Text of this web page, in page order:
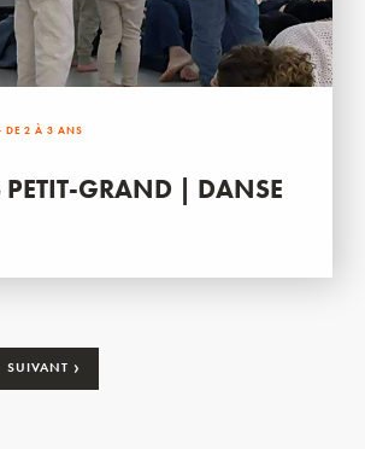
DE 2 À 3 ANS
PETIT-GRAND | DANSE
SUIVANT ›